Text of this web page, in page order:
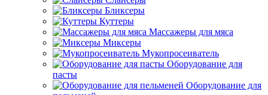
Бликсеры
Куттеры
Массажеры для мяса
Миксеры
Мукопросеиватель
Оборудование для
пасты
Оборудование для